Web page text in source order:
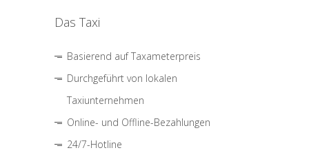
Das Taxi
Basierend auf Taxameterpreis
Durchgeführt von lokalen
Taxiunternehmen
Online- und Offline-Bezahlungen
24/7-Hotline